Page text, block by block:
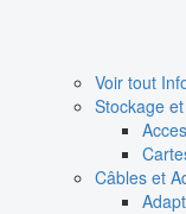
Voir tout
Stockage
Câbles et